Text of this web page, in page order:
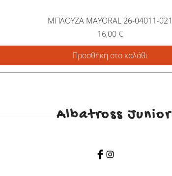
ΜΠΛΟΥΖΑ MAYORAL 26-04011-021
Τιμή
16,00 €
Προσθήκη στο καλάθι
Albatross Junior